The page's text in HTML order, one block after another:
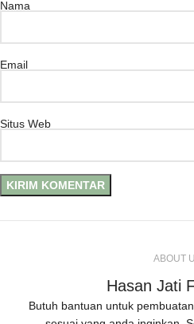
Nama
Email
Situs Web
ABOUT
Hasan Jati
Butuh bantuan untuk